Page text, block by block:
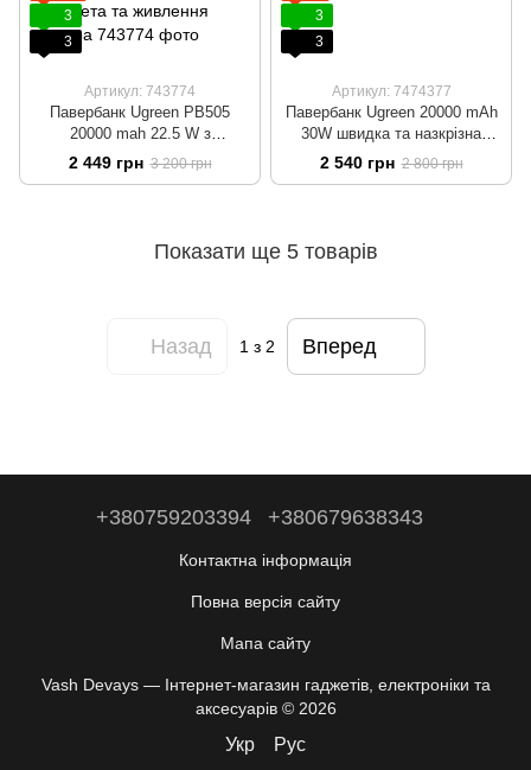
3
3
Артикул: 743774
Павербанк Ugreen PB505
20000 mah 22.5 W з
вбудованим кабелем Type-C,
LED дисплеєм та швидкою
телефону, планшета та
живлення роутера
2 449 грн 3 200 грн
3
3
Артикул: 7474377
Павербанк Ugreen 20000 mAh
30W швидка та назкрізна
зарядка LED дисплеєм та
індикатором заряду Зовнішній
2 540 грн 2 800 грн
Показати ще 5 товарів
Назад 1з 2 Вперед
+380759203394 +380679638343
Контактна інформація
Повна версія сайту
Мапа сайту
Vash Devays — Інтернет-магазин гаджетів, електроніки та
аксесуарів © 2026
Укр Рус